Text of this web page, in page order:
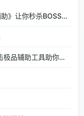
提升游戏实力！《造梦西游3极品辅助》让你秒杀BOSS、逆天属性一键修改
超越常规，体验极致游戏！生死狙击极品辅助工具助你无往不利